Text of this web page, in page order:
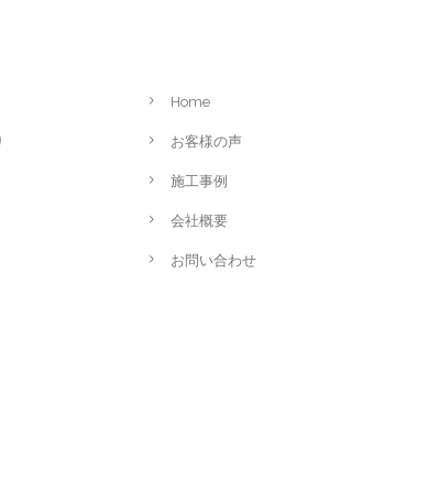
Home
お客様の声
施工事例
会社概要
お問い合わせ